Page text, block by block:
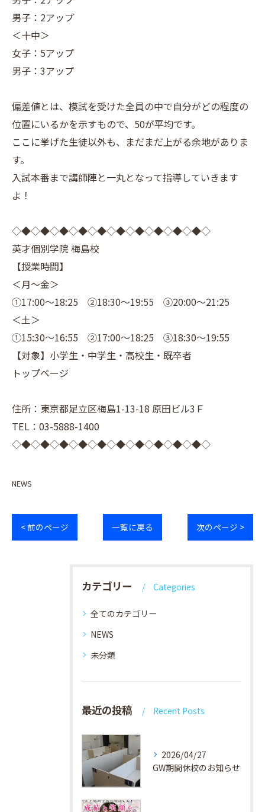
男子：2アップ
＜十中＞
女子：5アップ
男子：3アップ
偏差値とは、模試を受けた全員の中で自分がどの程度の
位置にいるかを示すもので、50が平均です。
ここに挙げた生徒以外も、まだまだ上がる余地がありま
す。
入試本番まで講師陣と一丸となって指導していきます
よ！
◇◆◇◆◇◆◇◆◇◆◇◆◇◆◇◆◇◆◇◆◇
英才個別学院 梅島校
【授業時間】
＜月～金＞
①17:00～18:25 ②18:30～19:55 ③20:00～21:25
＜土＞
①15:30～16:55 ②17:00～18:25 ③18:30～19:55
【対象】小学生・中学生・高校生・既卒者
トップページ
住所：東京都足立区梅島1-13-18 原田ビル3Ｆ
TEL：03-5888-1400
◇◆◇◆◇◆◇◆◇◆◇◆◇◆◇◆◇◆◇◆◇
NEWS
< 前のページ 一覧に戻る 次のページ >
カテゴリー Categories
全てのカテゴリー
NEWS
未分類
最近の投稿 Recent Posts
2026/04/27
GW期間休校のお知らせ